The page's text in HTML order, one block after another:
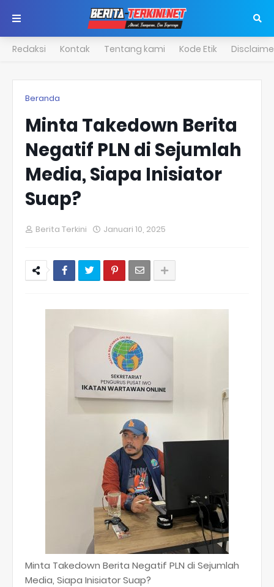
Redaksi Kontak Tentang kami Kode Etik
Beranda
Minta Takedown Berita
Negatif PLN di Sejumlah
Media, Siapa Inisiator
Suap?
Berita Terkini Januari 10, 2025
Minta Takedown Berita Negatif PLN di Sejumlah
Media, Siapa Inisiator Suap?